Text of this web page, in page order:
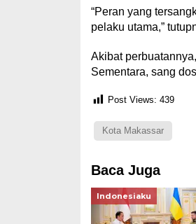
“Peran yang
pelaku utama,”
Akibat
Sementara, sang
Post Views: 439
Kota Makassar
Baca Juga
Indonesiaku